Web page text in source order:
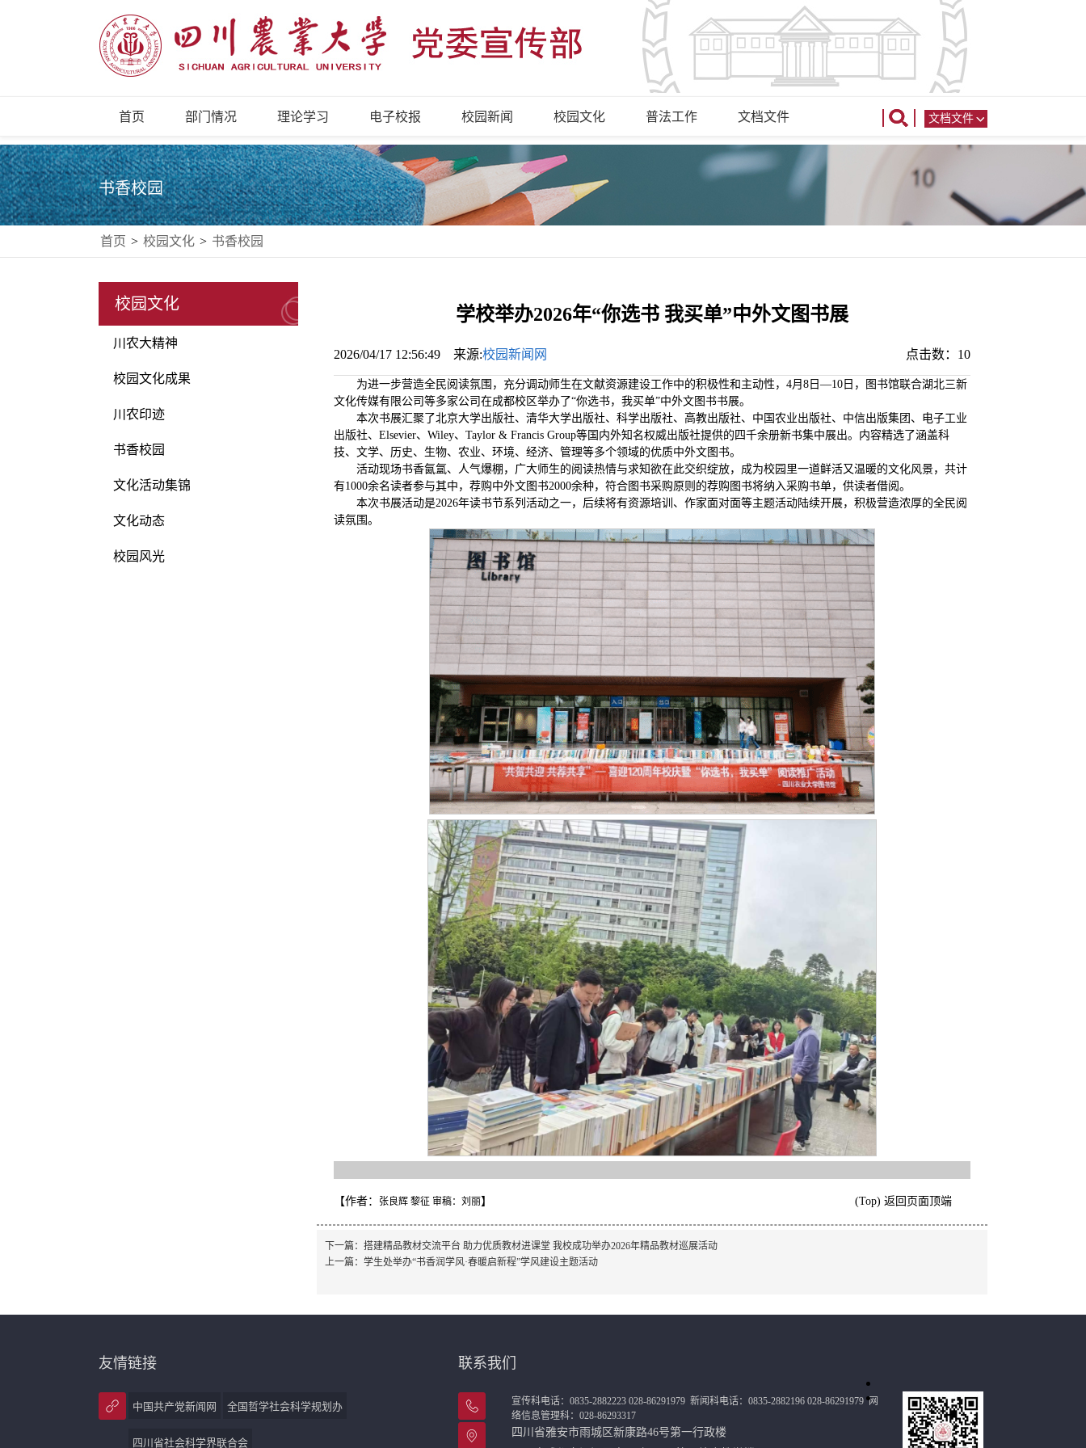
首页 部门情况 理论学习 电子校报 校园新闻 校园文化 普法工作 文档文件 文档文件
书香校园
首页 > 校园文化 > 书香校园
校园文化
川农大精神
校园文化成果
川农印迹
书香校园
文化活动集锦
文化动态
校园风光
学校举办2026年“你选书 我买单”中外文图书展
点击数： 10
2026/04/17 12:56:49 来源:校园新闻网
为进一步营造全民阅读氛围，充分调动师生在文献资源建设工作中的积极性和主动性，4月8日—10日，图书馆联合湖北三新
文化传媒有限公司等多家公司在成都校区举办了“你选书，我买单”中外文图书书展。
本次书展汇聚了北京大学出版社、清华大学出版社、科学出版社、高教出版社、中国农业出版社、中信出版集团、电子工业
出版社、Elsevier、Wiley、Taylor & Francis Group等国内外知名权威出版社提供的四千余册新书集中展出。内容精选了涵盖科
技、文学、历史、生物、农业、环境、经济、管理等多个领域的优质中外文图书。
活动现场书香氤氲、人气爆棚，广大师生的阅读热情与求知欲在此交织绽放，成为校园里一道鲜活又温暖的文化风景，共计
有1000余名读者参与其中，荐购中外文图书2000余种，符合图书采购原则的荐购图书将纳入采购书单，供读者借阅。
本次书展活动是2026年读书节系列活动之一，后续将有资源培训、作家面对面等主题活动陆续开展，积极营造浓厚的全民阅
读氛围。
【作者： 张良辉 黎征 审稿：刘丽】 (Top) 返回页面顶端
下一篇： 搭建精品教材交流平台 助力优质教材进课堂 我校成功举办2026年精品教材巡展活动
上一篇： 学生处举办“书香润学风·春暖启新程”学风建设主题活动
友情链接
中国共产党新闻网 全国哲学社会科学规划办
四川省社会科学界联合会
联系我们
宣传科电话：0835-2882223 028-86291979 新闻科电话：0835-2882196 028-86291979网
络信息管理科：028-86293317
四川省雅安市雨城区新康路46号第一行政楼